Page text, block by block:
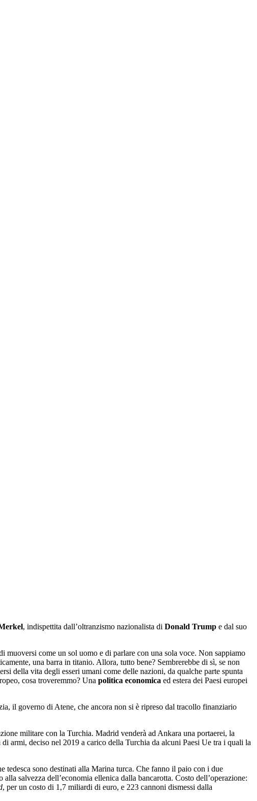
, indispettita dall’oltranzismo nazionalista di Donald Trump e dal suo
muoversi come un sol uomo e di parlare con una sola voce. Non sappiamo
una barra in titanio. Allora, tutto bene? Sembrerebbe di sì, se non
della vita degli esseri umani come delle nazioni, da qualche parte spunta
cosa troveremmo? Una politica economica ed estera dei Paesi europei
il governo di Atene, che ancora non si è ripreso dal tracollo finanziario
militare con la Turchia. Madrid venderà ad Ankara una portaerei, la
armi, deciso nel 2019 a carico della Turchia da alcuni Paesi Ue tra i quali la
tedesca sono destinati alla Marina turca. Che fanno il paio con i due
salvezza dell’economia ellenica dalla bancarotta. Costo dell’operazione:
, per un costo di 1,7 miliardi di euro, e 223 cannoni dismessi dalla